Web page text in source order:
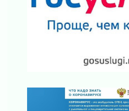
В Ивангороде назвали
граждан Ленинградской
02 августа 2026
Километровые столбы
Ленобласть внедрила
операторов БПЛА